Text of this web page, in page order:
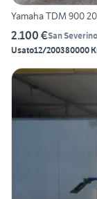
Yamaha TDM 900
2.100 €San
Usato12/200380000